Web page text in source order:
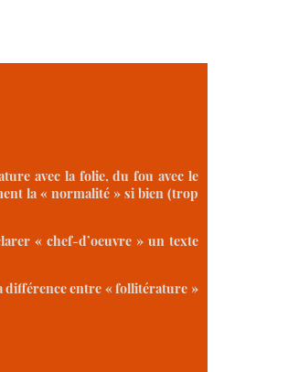
avec la folie, du fou avec le
la « normalité » si bien (trop
« chef-d’oeuvre » un texte
différence entre « follitérature »